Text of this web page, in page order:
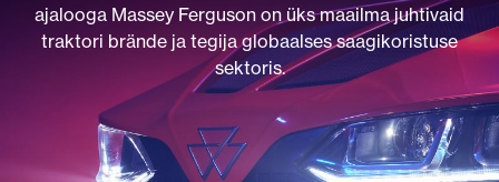
ajalooga Massey Ferguson on üks maailma juhtivaid
traktori brände ja tegija globaalses saagikoristuse
sektoris.